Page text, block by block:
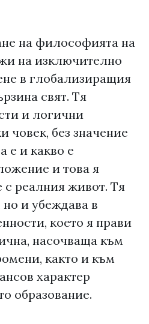
на философията на
на изключително
в глобализиращия
свят. Тя
и логични
човек, без значение
е и какво е
и това я
с реалния живот. Тя
но и убеждава в
което я прави
насочваща към
както и към
характер
образование.